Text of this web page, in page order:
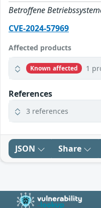
Betroffene
CVE-2024-57969
Affected products
Known affected 1
References
3 references
JSON Share